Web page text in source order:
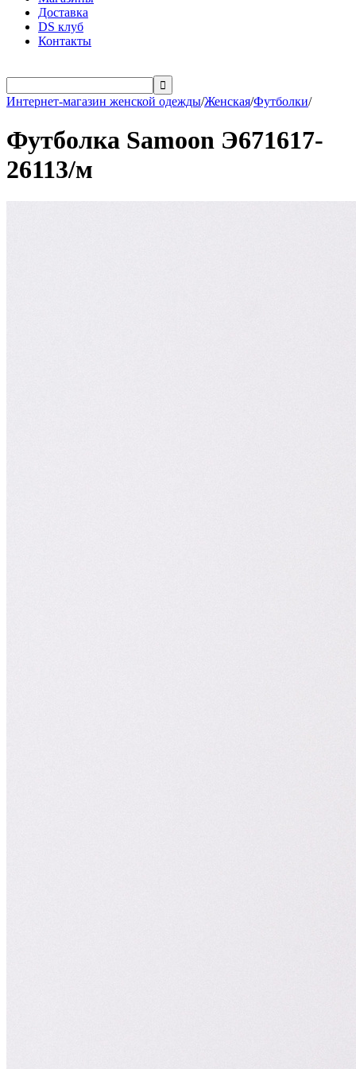
Доставка
DS клуб
Контакты

Интернет-магазин женской одежды/Женская/Футболки/
Футболка Samoon Э671617-
26113/м